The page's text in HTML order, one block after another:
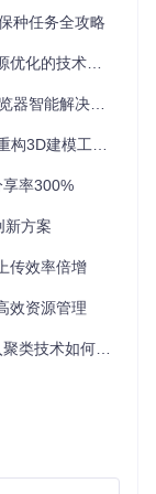
和监控界面
上传行为，形
测试连接
分区"
冲突
种任务全攻略
的技术实践
智能解决方案
建模工作流
率300%
新方案
传效率倍增
效资源管理
破传统聚类瓶颈